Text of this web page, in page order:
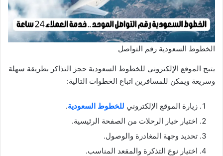
الخطوط السعودية رقم التواصل
يتيح الموقع الإلكتروني للخطوط السعودية حجز التذاكر بطريقة سهلة
وسريعة ويمكن للمسافرين اتباع الخطوات التالية:
زيارة الموقع الإلكتروني للخطوط السعودية.
اختيار خيار الرحلات من الصفحة الرئيسية.
تحديد وجهة المغادرة والوصول.
اختيار نوع التذكرة والمقعد المناسب.